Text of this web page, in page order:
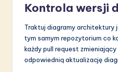
Kontrola wersji
Traktuj diagramy architektury
tym samym repozytorium co
każdy pull request
odpowiednią aktualizację